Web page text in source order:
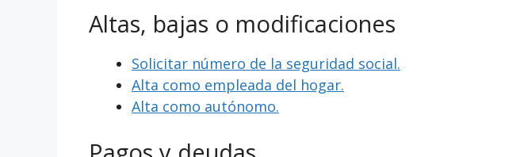
Altas, bajas o modificaciones
Solicitar número de la seguridad social.
Alta como empleada del hogar.
Alta como autónomo.